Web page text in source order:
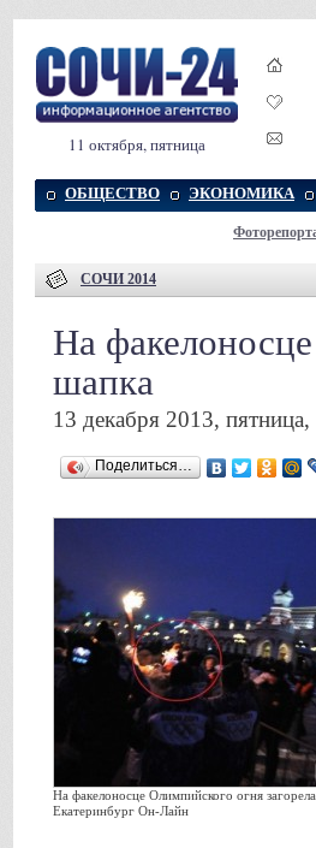
11 октября, пятница
ОБЩЕСТВО ЭКОНОМИКА
СОЧИ 2014
На
шапка
13 декабря 2013,
Поделиться…
На факелоносце Олимпийского огня
Екатеринбург Он-Лайн